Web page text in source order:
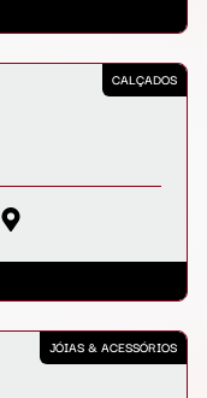
CALÇADOS
JÓIAS & ACESSÓRIOS